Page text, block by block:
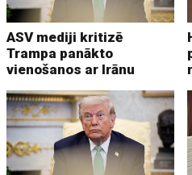
ASV mediji kritizē
Trampa panākto
vienošanos ar Irānu